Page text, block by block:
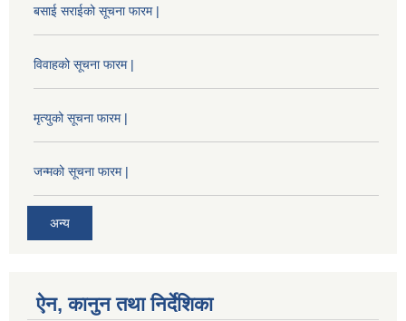
बसाई सराईको सूचना फारम |
विवाहको सूचना फारम |
मृत्युको सूचना फारम |
जन्मको सूचना फारम |
अन्य
ऐन, कानुन तथा निर्देशिका